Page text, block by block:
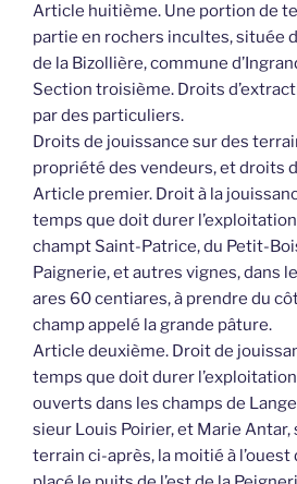
Article huitième. Une portion de
partie en rochers incultes, située
de la Bizollière, commune
Section troisième. Droits
par des particuliers.
Droits de jouissance sur des
propriété des vendeurs, et droits
Article premier. Droit à la
temps que doit durer
champt Saint-Patrice, du Petit-
Paignerie, et autres vignes, dans
ares 60 centiares, à prendre du
champ appelé la grande pâture.
Article deuxième. Droit de
temps que doit durer
ouverts dans les champs de
sieur Louis Poirier, et Marie Antar,
terrain ci-après, la moitié à l’ouest